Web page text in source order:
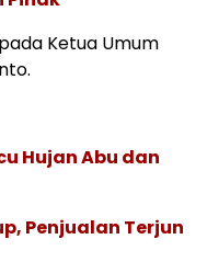
Ketua Umum
Hujan Abu dan
Penjualan Terjun